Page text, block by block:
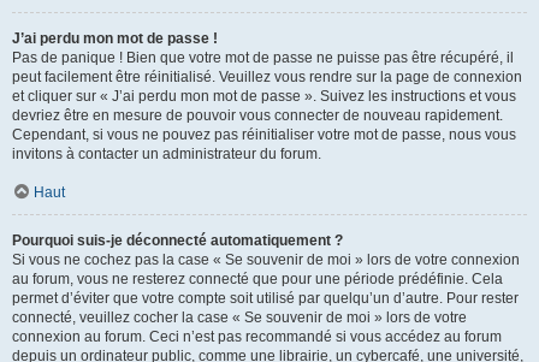
J’ai perdu mon mot de passe !
Pas de panique ! Bien que votre mot de passe ne puisse pas être récupéré, il
peut facilement être réinitialisé. Veuillez vous rendre sur la page de connexion
et cliquer sur « J’ai perdu mon mot de passe ». Suivez les instructions et vous
devriez être en mesure de pouvoir vous connecter de nouveau rapidement.
Cependant, si vous ne pouvez pas réinitialiser votre mot de passe, nous vous
invitons à contacter un administrateur du forum.
Haut
Pourquoi suis-je déconnecté automatiquement ?
Si vous ne cochez pas la case « Se souvenir de moi » lors de votre connexion
au forum, vous ne resterez connecté que pour une période prédéfinie. Cela
permet d’éviter que votre compte soit utilisé par quelqu’un d’autre. Pour rester
connecté, veuillez cocher la case « Se souvenir de moi » lors de votre
connexion au forum. Ceci n’est pas recommandé si vous accédez au forum
depuis un ordinateur public, comme une librairie, un cybercafé, une université,